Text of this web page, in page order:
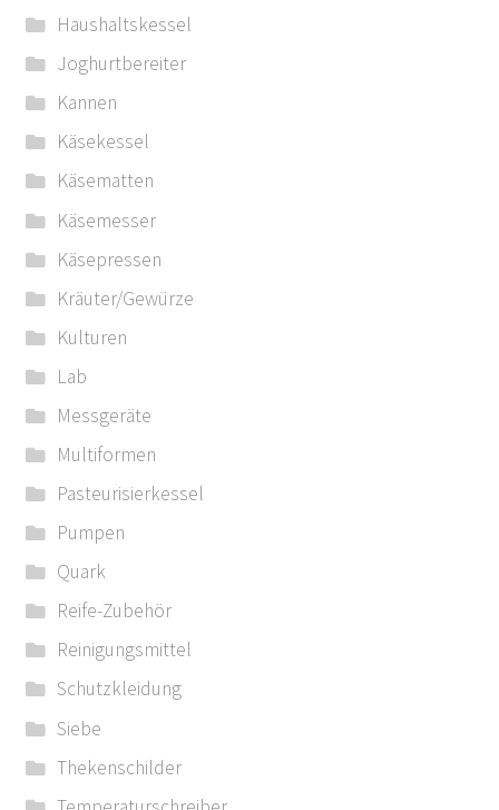
Haushaltskessel
Joghurtbereiter
Kannen
Käsekessel
Käsematten
Käsemesser
Käsepressen
Kräuter/Gewürze
Kulturen
Lab
Messgeräte
Multiformen
Pasteurisierkessel
Pumpen
Quark
Reife-Zubehör
Reinigungsmittel
Schutzkleidung
Siebe
Thekenschilder